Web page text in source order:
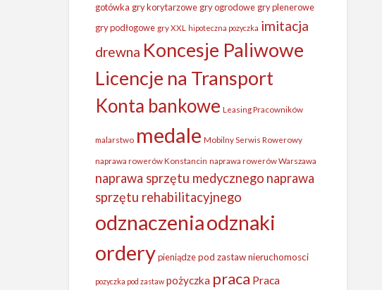
gotówka gry korytarzowe gry ogrodowe gry plenerowe
gry podłogowe gry XXL hipoteczna pozyczka imitacja
drewna Koncesje Paliwowe
Licencje na Transport
Konta bankowe Leasing Pracowników
malarstwo medale Mobilny Serwis Rowerowy
naprawa rowerów Konstancin naprawa rowerów Warszawa
naprawa sprzętu medycznego naprawa
sprzętu rehabilitacyjnego
odznaczeniaodznaki
ordery pieniądze pod zastaw nieruchomosci
pozyczka pod zastaw pożyczka praca Praca